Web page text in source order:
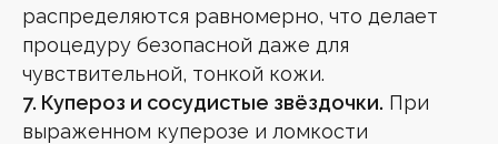
распределяются равномерно, что делает
процедуру безопасной даже для
чувствительной, тонкой кожи.
7. Купероз и сосудистые звёздочки. При
выраженном куперозе и ломкости